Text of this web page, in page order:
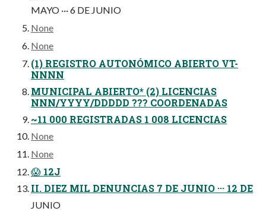
MAYO ··· 6 DE JUNIO
None
None
(1) REGISTRO AUTONÓMICO ABIERTO VT-
NNNN
MUNICIPAL ABIERTO* (2) LICENCIAS
NNN/YYYY/DDDDD ??? COORDENADAS
~11 000 REGISTRADAS 1 008 LICENCIAS
None
None
😱 12J
II. DIEZ MIL DENUNCIAS 7 DE JUNIO ··· 12 DE
JUNIO